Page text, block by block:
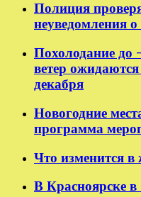
Полиция
неуведомления
Похолодание до
ветер
декабря
Новогодние
программа
Что изменится в
В Красноярске в